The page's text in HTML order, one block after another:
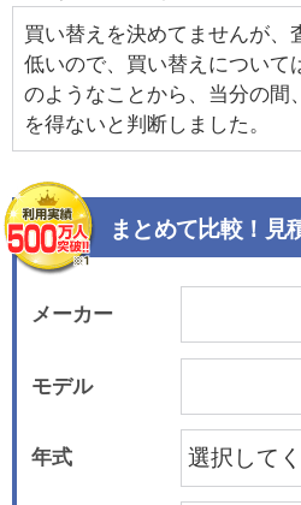
買い替えを決めてませんが、
低いので、買い替えについて
のようなことから、当分の間
を得ないと判断しました。
まとめて比較！見
メーカー
モデル
年式